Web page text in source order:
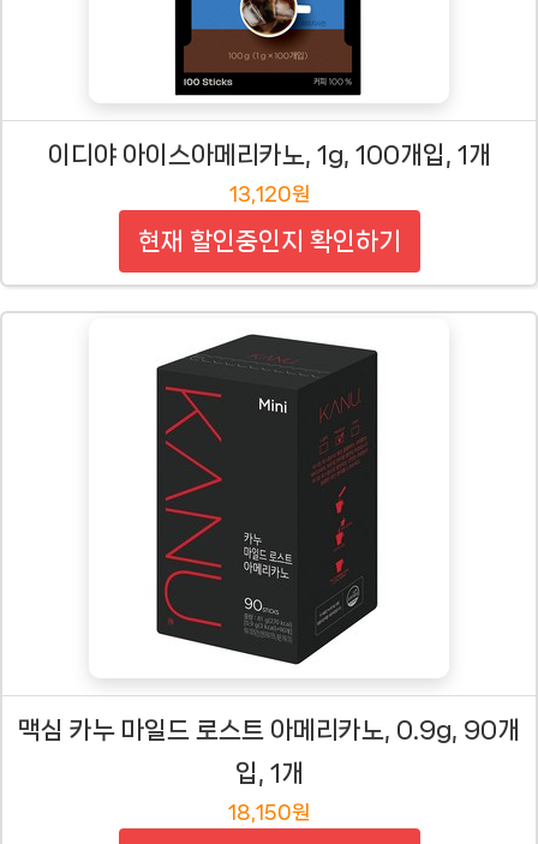
이디야 아이스아메리카노, 1g, 100개입, 1개
13,120원
현재 할인중인지 확인하기
맥심 카누 마일드 로스트 아메리카노, 0.9g, 90개
입, 1개
18,150원